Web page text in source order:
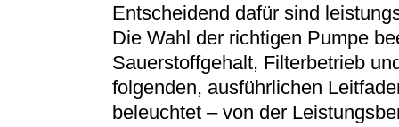
Entscheidend dafür sind
Die Wahl der richtigen Pumpe
Sauerstoffgehalt, Filterbetrieb
folgenden, ausführlichen
beleuchtet – von der